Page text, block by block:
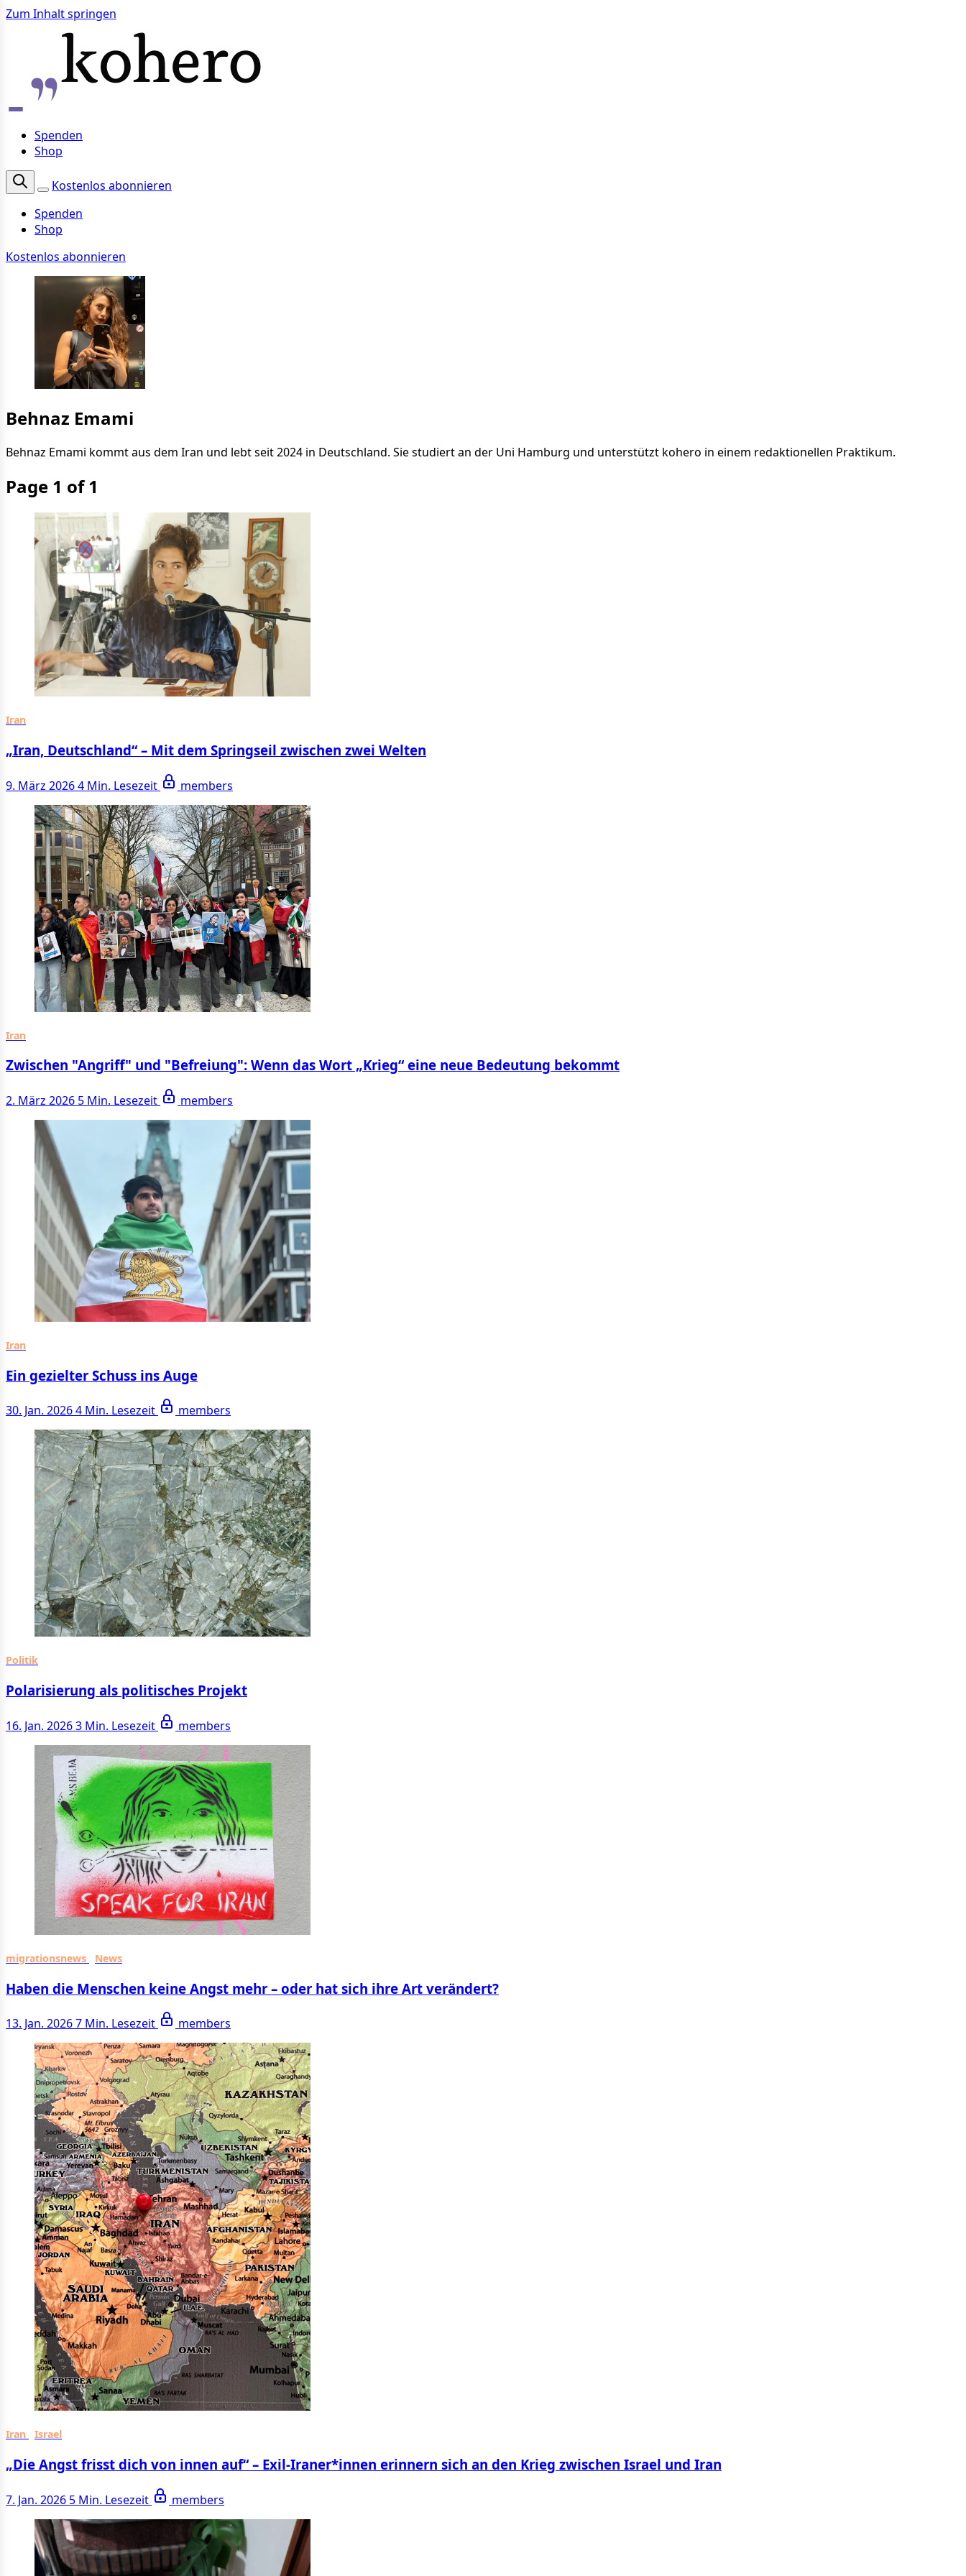
Zum Inhalt springen
Spenden
Shop
Kostenlos abonnieren
Spenden
Shop
Kostenlos abonnieren
Behnaz Emami
Behnaz Emami kommt aus dem Iran und lebt seit 2024 in Deutschland. Sie studiert an der Uni Hamburg und unterstützt kohero in einem redaktionellen Praktikum.
Page 1 of 1
Iran
„Iran, Deutschland“ – Mit dem Springseil zwischen zwei Welten
9. März 20264 Min. Lesezeit members
Iran
Zwischen "Angriff" und "Befreiung": Wenn das Wort „Krieg“ eine neue Bedeutung bekommt
2. März 2026 5 Min. Lesezeit members
Iran
Ein gezielter Schuss ins Auge
30. Jan. 20264 Min. Lesezeit members
Politik
Polarisierung als politisches Projekt
16. Jan. 20263 Min. Lesezeit members
migrationsnews News
Haben die Menschen keine Angst mehr – oder hat sich ihre Art verändert?
13. Jan. 20267 Min. Lesezeit members
Iran Israel
„Die Angst frisst dich von innen auf“ – Exil-Iraner*innen erinnern sich an den Krieg zwischen Israel und Iran
7. Jan. 2026 5 Min. Lesezeit members